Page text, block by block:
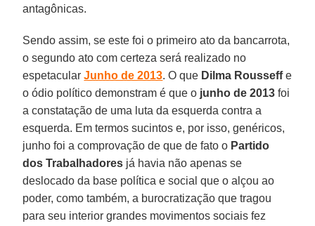
antagônicas.
Sendo assim, se este foi o primeiro ato da bancarrota,
o segundo ato com certeza será realizado no
espetacularJunho de 2013. O que Dilma Rousseffe
o ódio político demonstram é que o junho de 2013 foi
a constatação de uma luta da esquerda contra a
esquerda. Em termos sucintos e, por isso, genéricos,
junho foi a comprovação de que de fato o Partido
dos Trabalhadores já havia não apenas se
deslocado da base política e social que o alçou ao
poder, como também, a burocratização que tragou
para seu interior grandes movimentos sociais fez